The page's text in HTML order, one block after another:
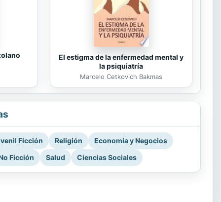
El estigma de la enfermedad mental y
la psiquiatría
Marcelo Cetkovich Bakmas
Ficción Religión
Economía y Negocios
Ficción
Salud Ciencias Sociales